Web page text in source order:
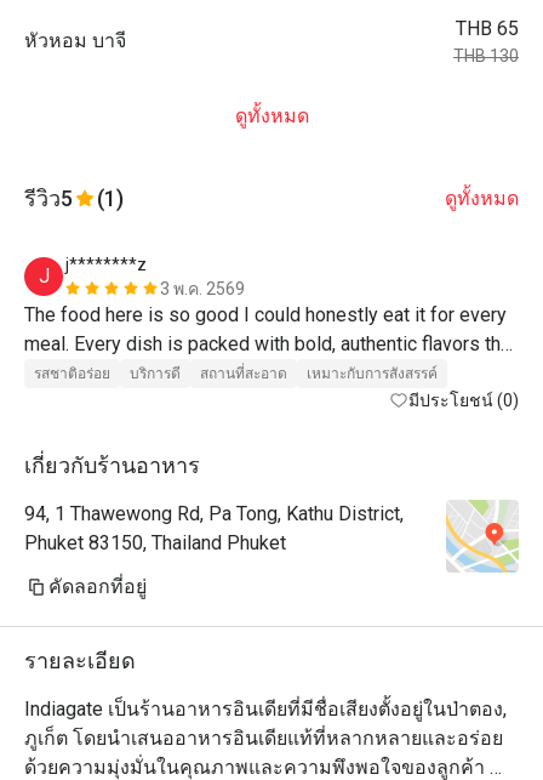
หัวหอม บาจี
THB 65
THB 130
ดูทั้งหมด
รีวิว5 (1) ดูทั้งหมด
J
j********z
3 พ.ค. 2569
The food here is so good I could honestly eat it for every
meal. Every dish is packed with bold, authentic flavors that
keep you coming back for more. The service is fast and
friendly, and the location is incredibly convenient. If you’re
is it. 👏🏻
รสชาติอร่อย บริการดี สถานที่สะอาด เหมาะกับการสังสรรค์
มีประโยชน์ (0)
เกี่ยวกับร้านอาหาร
94, 1 Thawewong Rd, Pa Tong, Kathu District,
Phuket 83150, Thailand Phuket
คัดลอกที่อยู่
รายละเอียด
Indiagate เป็นร้านอาหารอินเดียที่มีชื่อเสียงตั้งอยู่ในป่าตอง,
ภูเก็ต โดยนำเสนออาหารอินเดียแท้ที่หลากหลายและอร่อย
ด้วยความมุ่งมั่นในคุณภาพและความพึงพอใจของลูกค้า